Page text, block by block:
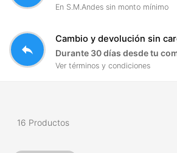
En S.M.Andes sin monto mínimo
reply
Cambio y devolución sin
Durante 30 días desde tu
Ver términos y condiciones
16 Productos